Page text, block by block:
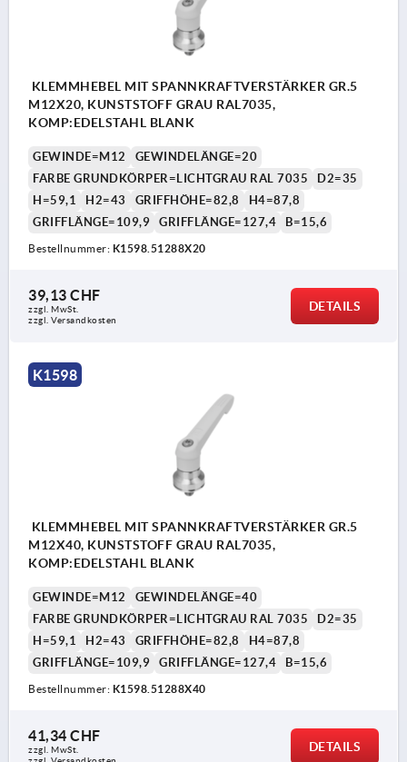
KLEMMHEBEL MIT SPANNKRAFTVERSTÄRKER GR.5
M12X20, KUNSTSTOFF GRAU RAL7035,
KOMP:EDELSTAHL BLANK
GEWINDE=M12
GEWINDELÄNGE=20
FARBE GRUNDKÖRPER=LICHTGRAU RAL 7035
D2=35
H=59,1
H2=43 GRIFFHÖHE=82,8
H4=87,8
GRIFFLÄNGE=109,9
GRIFFLÄNGE=127,4 B=15,6
Bestellnummer: K1598.51288X20
39,13 CHF
zzgl. MwSt.
zzgl. Versandkosten
DETAILS
K1598
KLEMMHEBEL MIT SPANNKRAFTVERSTÄRKER GR.5
M12X40, KUNSTSTOFF GRAU RAL7035,
KOMP:EDELSTAHL BLANK
GEWINDE=M12
GEWINDELÄNGE=40
FARBE GRUNDKÖRPER=LICHTGRAU RAL 7035
D2=35
H=59,1
H2=43 GRIFFHÖHE=82,8
H4=87,8
GRIFFLÄNGE=109,9
GRIFFLÄNGE=127,4 B=15,6
Bestellnummer: K1598.51288X40
41,34 CHF
zzgl. MwSt.
DETAILS